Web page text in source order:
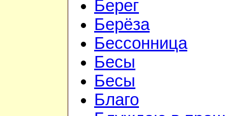
Берег
Берёза
Бессонница
Бесы
Бесы
Благо